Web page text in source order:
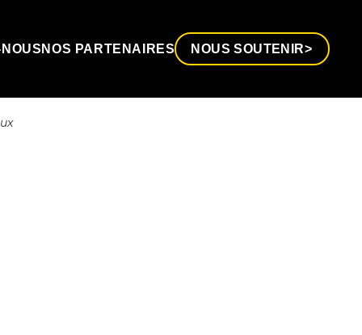
NOS PARTENAIRES NOUS SOUTENIR